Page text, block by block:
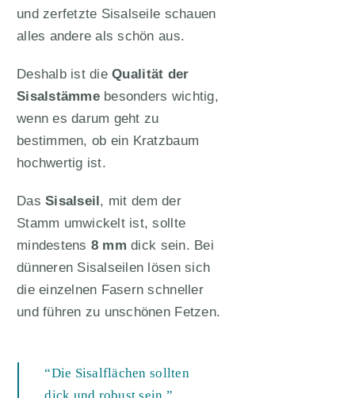
und zerfetzte Sisalseile schauen
alles andere als schön aus.
Deshalb ist dieQualität der
Sisalstämmebesonders wichtig,
wenn es darum geht zu
bestimmen, ob ein Kratzbaum
hochwertig ist.
DasSisalseil, mit dem der
Stamm umwickelt ist, sollte
mindestens 8 mm dick sein. Bei
dünneren Sisalseilen lösen sich
die einzelnen Fasern schneller
und führen zu unschönen Fetzen.
“Die Sisalflächen sollten
dick und robust sein.”